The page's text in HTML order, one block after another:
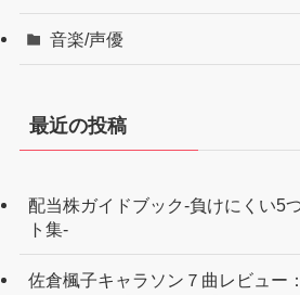
音楽/声優
最近の投稿
配当株ガイドブック-負けにくい5
ト集-
佐倉楓子キャラソン７曲レビュー